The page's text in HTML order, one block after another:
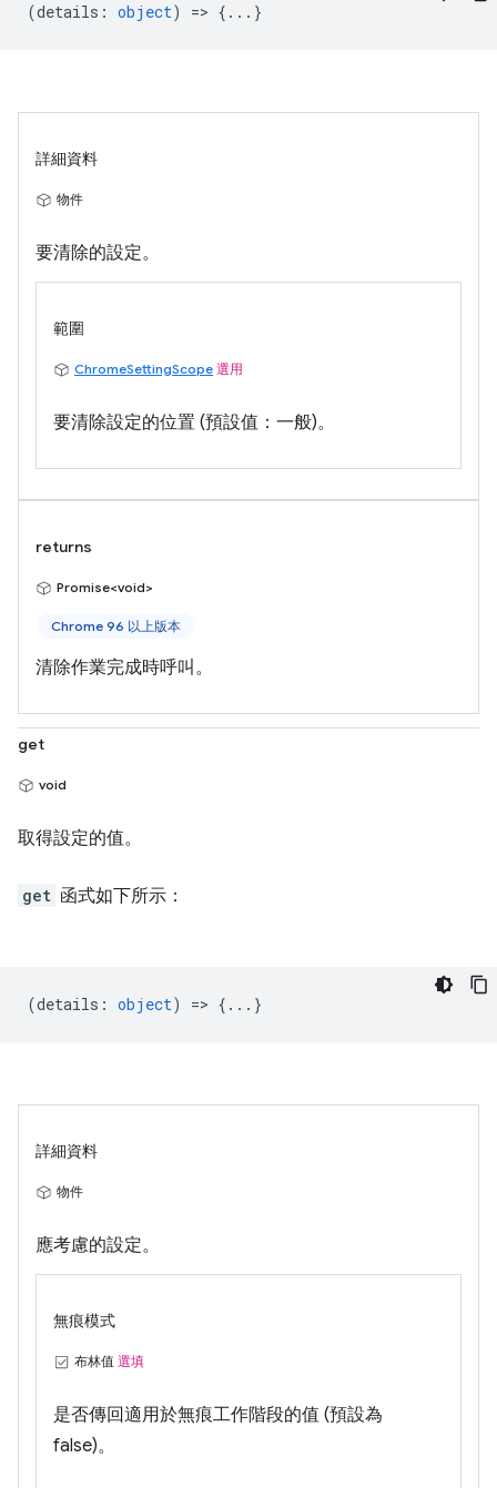
(details : object) => {...}
詳細資料
物件
要清除的設定。
範圍
ChromeSettingScope 選用
要清除設定的位置 (預設值：一般)。
returns
Promise<void>
Chrome 96 以上版本
清除作業完成時呼叫。
get
void
取得設定的值。
get 函式如下所示：
(details : object) => {...}
詳細資料
物件
應考慮的設定。
無痕模式
布林值 選填
是否傳回適用於無痕工作階段的值 (預設為
false)。